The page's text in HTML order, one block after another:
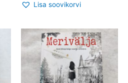
Lisa soovikorvi